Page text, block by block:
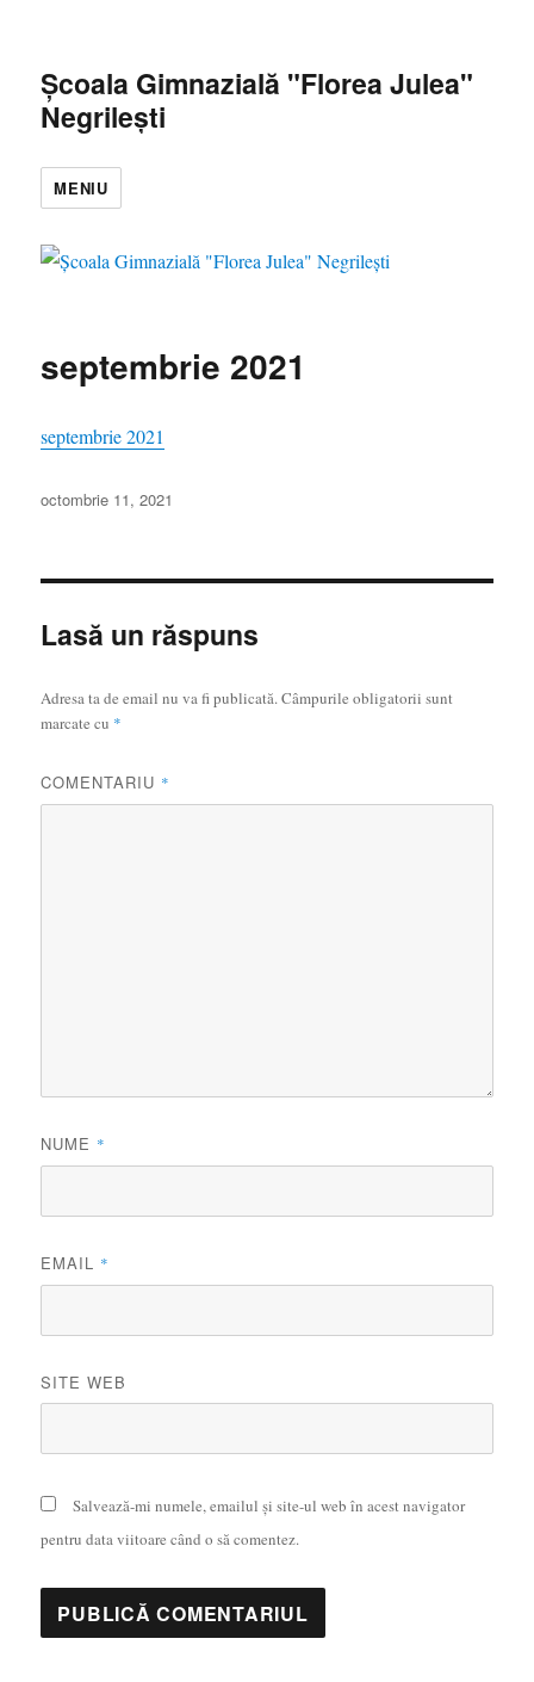
Școala Gimnazială "Florea Julea"
Negrilești
MENIU
septembrie 2021
septembrie 2021
Publicat
octombrie 11, 2021
Lasă un răspuns
Adresa ta de email nu va fi publicată.Câmpurile obligatorii sunt
marcate cu *
COMENTARIU *
NUME *
EMAIL *
SITE WEB
Salvează-mi numele, emailul și site-ul web în acest navigator
pentru data viitoare când o să comentez.